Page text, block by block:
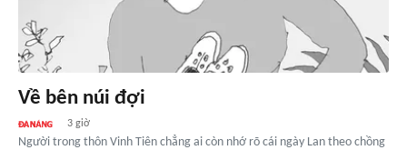
Về bên núi đợi
3 giờ
Người trong thôn Vinh Tiên chẳng ai còn nhớ rõ cái ngày Lan theo chồng